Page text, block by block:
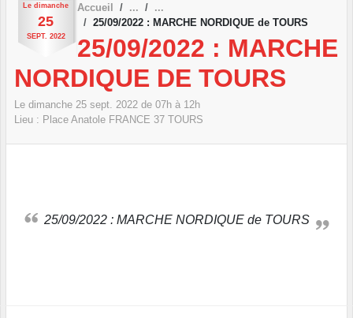
Le dimanche
25
SEPT. 2022
Accueil
25/09/2022 : MARCHE NORDIQUE de TOURS
25/09/2022 : MARCHE
NORDIQUE DE TOURS
Le dimanche 25 sept. 2022 de 07h à 12h
Lieu : Place Anatole FRANCE 37 TOURS
25/09/2022 : MARCHE NORDIQUE de TOURS